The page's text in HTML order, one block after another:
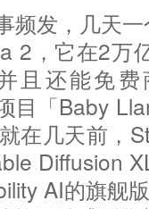
频发，几天
2，它在2万
且还能免费
目「Baby
在几天前，
Diffusion
AI的旗舰